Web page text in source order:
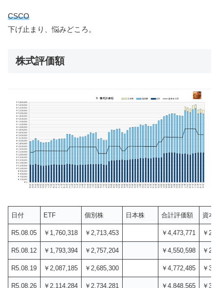
CSCO
下げ止まり、悩みどころ。
株式評価額
日付 ETF 個別株 日本株 合計評価額 資本
R5.08.05 ￥1,760,318 ￥2,713,453 ￥4,473,771 ￥
R5.08.12 ￥1,793,394 ￥2,757,204 ￥4,550,598 ￥
R5.08.19 ￥2,087,185 ￥2,685,300 ￥4,772,485 ￥
R5.08.26 ￥2,114,284 ￥2,734,281 ￥4,848,565 ￥